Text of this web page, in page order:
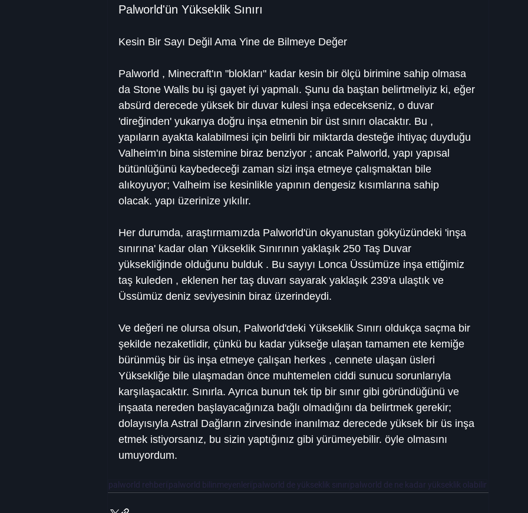
Palworld'ün Yükseklik Sınırı
Kesin Bir Sayı Değil Ama Yine de Bilmeye Değer
Palworld , Minecraft'ın "blokları" kadar kesin bir ölçü birimine sahip olmasa
da Stone Walls bu işi gayet iyi yapmalı. Şunu da baştan belirtmeliyiz ki, eğer
absürd derecede yüksek bir duvar kulesi inşa edecekseniz, o duvar
'direğinden' yukarıya doğru inşa etmenin bir üst sınırı olacaktır. Bu ,
yapıların ayakta kalabilmesi için belirli bir miktarda desteğe ihtiyaç duyduğu
Valheim'ın bina sistemine biraz benziyor ; ancak Palworld, yapı yapısal
bütünlüğünü kaybedeceği zaman sizi inşa etmeye çalışmaktan bile
alıkoyuyor; Valheim ise kesinlikle yapının dengesiz kısımlarına sahip
olacak. yapı üzerinize yıkılır.
Her durumda, araştırmamızda Palworld'ün okyanustan gökyüzündeki 'inşa
sınırına' kadar olan Yükseklik Sınırının yaklaşık 250 Taş Duvar
yüksekliğinde olduğunu bulduk . Bu sayıyı Lonca Üssümüze inşa ettiğimiz
taş kuleden , eklenen her taş duvarı sayarak yaklaşık 239'a ulaştık ve
Üssümüz deniz seviyesinin biraz üzerindeydi.
Ve değeri ne olursa olsun, Palworld'deki Yükseklik Sınırı oldukça saçma bir
şekilde nezaketlidir, çünkü bu kadar yükseğe ulaşan tamamen ete kemiğe
bürünmüş bir üs inşa etmeye çalışan herkes , cennete ulaşan üsleri
Yüksekliğe bile ulaşmadan önce muhtemelen ciddi sunucu sorunlarıyla
karşılaşacaktır. Sınırla. Ayrıca bunun tek tip bir sınır gibi göründüğünü ve
inşaata nereden başlayacağınıza bağlı olmadığını da belirtmek gerekir;
dolayısıyla Astral Dağların zirvesinde inanılmaz derecede yüksek bir üs inşa
etmek istiyorsanız, bu sizin yaptığınız gibi yürümeyebilir. öyle olmasını
umuyordum.
palworld rehberi palworld bilinmeyenleri palworld de yükseklik sınırı palworld de ne kadar yükseklik olabilir